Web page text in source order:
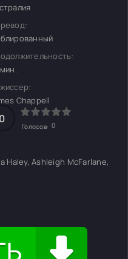
Chappell
0
Голосов: 0
Haley, Ashleigh McFarlane,